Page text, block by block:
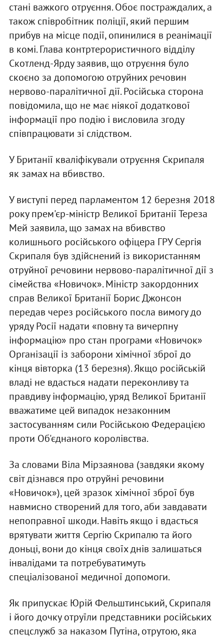
стані важкого отруєння. Обоє постраждалих, а
також співробітник поліції, який першим
прибув на місце події, опинилися в реанімації
в комі. Глава контртерористичного відділу
Скотленд-Ярду заявив, що отруєння було
скоєно за допомогою отруйних речовин
нервово-паралітичної дії. Російська сторона
повідомила, що не має ніякої додаткової
інформації про подію і висловила згоду
співпрацювати зі слідством.
У Британії кваліфікували отруєння Скрипаля
як замах на вбивство.
У виступі перед парламентом 12 березня 2018
року прем'єр-міністр Великої Британії Тереза
Мей заявила, що замах на вбивство
колишнього російського офіцера ГРУ Сергія
Скрипаля був здійснений із використанням
отруйної речовини нервово-паралітичної дії з
сімейства «Новичок». Міністр закордонних
справ Великої Британії Борис Джонсон
передав через російського посла вимогу до
уряду Росії надати «повну та вичерпну
інформацію» про стан програми «Новичок»
Організації із заборони хімічної зброї до
кінця вівторка (13 березня). Якщо російській
владі не вдасться надати переконливу та
правдиву інформацію, уряд Великої Британії
вважатиме цей випадок незаконним
застосуванням сили Російською Федерацією
проти Об'єднаного королівства.
За словами Віла Мірзаянова (завдяки якому
світ дізнався про отруйні речовини
«Новичок»), цей зразок хімічної зброї був
навмисно створений для того, аби завдавати
непоправної шкоди. Навіть якщо і вдасться
врятувати життя Сергію Скрипалю та його
доньці, вони до кінця своїх днів залишаться
інвалідами та потребуватимуть
спеціалізованої медичної допомоги.
Як припускає Юрій Фельштинський, Скрипаля
і його дочку отруїли представники російських
спецслужб за наказом Путіна, отрутою, яка